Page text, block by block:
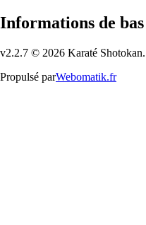
Informations de bas
v2.2.7 © 2026 Karaté
Propulsé parWebomatik.fr